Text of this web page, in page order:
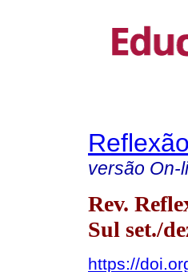
versão On-
Rev.
Sul set./
https://